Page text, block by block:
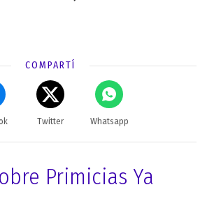
COMPARTÍ
Twitter Whatsapp
Primicias Ya